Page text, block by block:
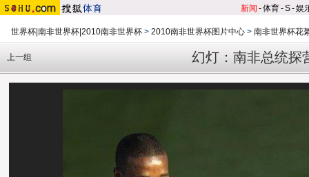
新闻 -体育-S-娱
世界杯|南非世界杯|2010南非世界杯 > 2010南非世界杯图片中心 > 南非世界杯花
幻灯：南非总统探
上一组